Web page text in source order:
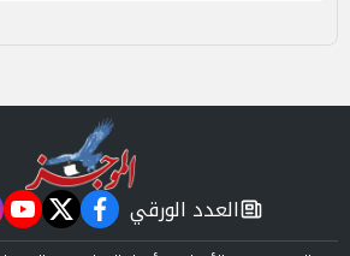
newspaper
العدد الورقي facebook
twitter